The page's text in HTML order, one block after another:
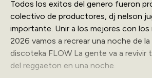
Todos los exitos del genero fueron
colectivo de productores, dj nelson
importante. Unir a los mejores con los
2026 vamos a recrear una noche de la
discoteka FLOW La gente va a revivir
del reggaeton en una noche.